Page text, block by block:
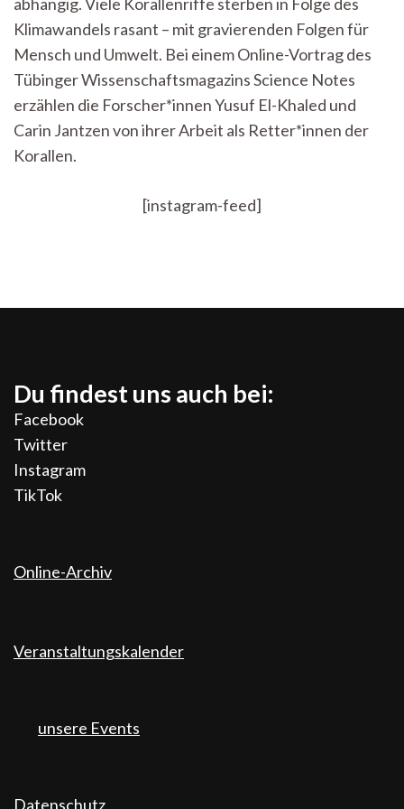
Korallen
Klimawandels rasant – mit gravierenden Folgen für
Mensch und Umwelt. Bei einem Online-Vortrag des
Tübinger Wissenschaftsmagazins Science Notes
erzählen die Forscher*innen Yusuf El-Khaled und
Carin Jantzen von ihrer Arbeit als Retter*innen der
Korallen.
[instagram-feed]
Du findest uns auch bei:
Facebook
Twitter
Instagram
TikTok
Online-Archiv
Veranstaltungskalender
unsere Events
Datenschutz